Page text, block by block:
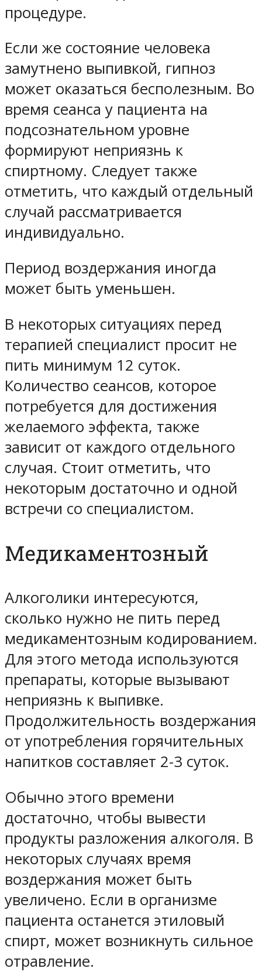
процедуре.
Если же состояние человека
замутнено выпивкой, гипноз
может оказаться бесполезным. Во
время сеанса у пациента на
подсознательном уровне
формируют неприязнь к
спиртному. Следует также
отметить, что каждый отдельный
случай рассматривается
индивидуально.
Период воздержания иногда
может быть уменьшен.
В некоторых ситуациях перед
терапией специалист просит не
пить минимум 12 суток.
Количество сеансов, которое
потребуется для достижения
желаемого эффекта, также
зависит от каждого отдельного
случая. Стоит отметить, что
некоторым достаточно и одной
встречи со специалистом.
Медикаментозный
Алкоголики интересуются,
сколько нужно не пить перед
медикаментозным кодированием.
Для этого метода используются
препараты, которые вызывают
неприязнь к выпивке.
Продолжительность воздержания
от употребления горячительных
напитков составляет 2-3 суток.
Обычно этого времени
достаточно, чтобы вывести
продукты разложения алкоголя. В
некоторых случаях время
воздержания может быть
увеличено. Если в организме
пациента останется этиловый
спирт, может возникнуть сильное
отравление.